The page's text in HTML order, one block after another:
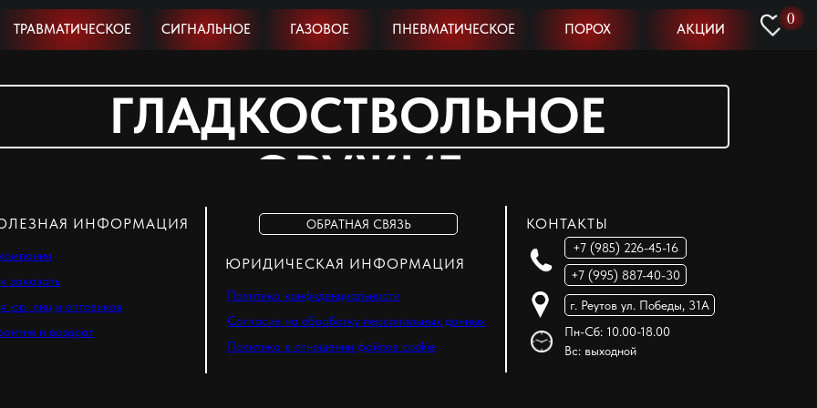
ТРАВМАТИЧЕСКОЕ СИГНАЛЬНОЕ ГАЗОВОЕ ПОРОХ
ПНЕВМАТИЧЕСКОЕ АКЦИИ
0
ГЛАДКОСТВОЛЬНОЕ
ОРУЖИЕ
ИНФОРМАЦИЯ
заказать
юр. лиц и оптовиков
и возврат
ЮРИДИЧЕСКАЯ ИНФОРМАЦИЯ
Политика конфиденциальности
Согласие на обработку персональных данных
Политика в отношении файлов cookie
ОБРАТНАЯ СВЯЗЬ КОНТАКТЫ
Пн-Сб: 10.00-18.00
Вс: выходной
+7 (985) 226-45-16
+7 (995) 887-40-30
г. Реутов ул. Победы, 31А